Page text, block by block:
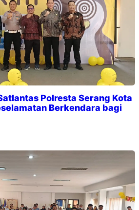
Polresta Serang Kota
Berkendara bagi